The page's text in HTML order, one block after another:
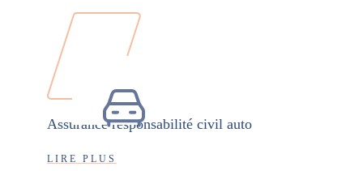
Assurance responsabilité civil auto
LIRE PLUS